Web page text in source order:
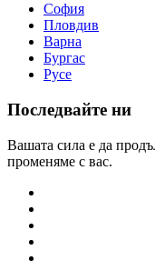
София
Пловдив
Варна
Бургас
Русе
Последвайте ни
Вашата сила е да
променяме с вас.